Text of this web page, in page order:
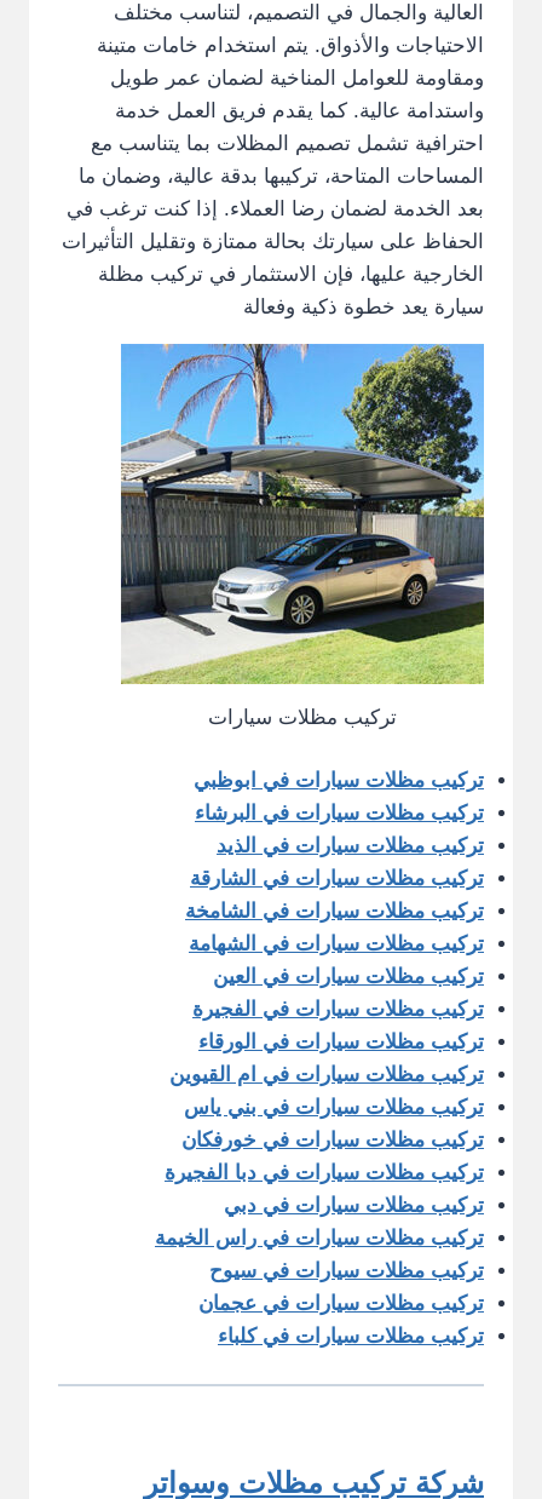
العالية والجمال في التصميم، لتناسب مختلف
الاحتياجات والأذواق. يتم استخدام خامات متينة
ومقاومة للعوامل المناخية لضمان عمر طويل
واستدامة عالية. كما يقدم فريق العمل خدمة
احترافية تشمل تصميم المظلات بما يتناسب مع
المساحات المتاحة، تركيبها بدقة عالية، وضمان ما
بعد الخدمة لضمان رضا العملاء. إذا كنت ترغب في
الحفاظ على سيارتك بحالة ممتازة وتقليل التأثيرات
الخارجية عليها، فإن الاستثمار في تركيب مظلة
سيارة يعد خطوة ذكية وفعالة
تركيب مظلات سيارات
تركيب مظلات سيارات في ابوظبي
تركيب مظلات سيارات في البرشاء
تركيب مظلات سيارات في الذيد
تركيب مظلات سيارات في الشارقة
تركيب مظلات سيارات في الشامخة
تركيب مظلات سيارات في الشهامة
تركيب مظلات سيارات في العين
تركيب مظلات سيارات في الفجيرة
تركيب مظلات سيارات في الورقاء
تركيب مظلات سيارات في ام القيوين
تركيب مظلات سيارات في بني ياس
تركيب مظلات سيارات في خورفكان
تركيب مظلات سيارات في دبا الفجيرة
تركيب مظلات سيارات في دبي
تركيب مظلات سيارات في راس الخيمة
تركيب مظلات سيارات في سيوح
تركيب مظلات سيارات في عجمان
تركيب مظلات سيارات في كلباء
شركة تركيب مظلات وسواتر